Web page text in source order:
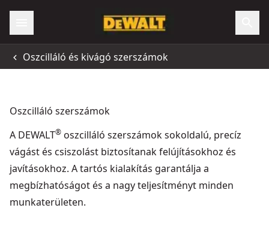
Oszcilláló és kivágó szerszámok
Oszcilláló szerszámok
A DEWALT® oszcilláló szerszámok sokoldalú, precíz
vágást és csiszolást biztosítanak felújításokhoz és
javításokhoz. A tartós kialakítás garantálja a
megbízhatóságot és a nagy teljesítményt minden
munkaterületen.